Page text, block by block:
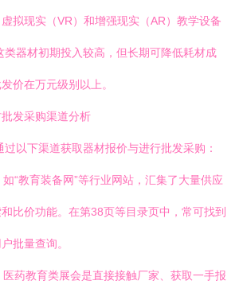
拟现实（VR）和增强现实（AR）教学设备
器材初期投入较高，但长期可降低耗材成
价在万元级别以上。
发采购渠道分析
以下渠道获取器材报价与进行批发采购：
“教育装备网”等行业网站，汇集了大量供应
比价功能。在第38页等目录页中，常可找到
批量查询。
药教育类展会是直接接触厂家、获取一手报